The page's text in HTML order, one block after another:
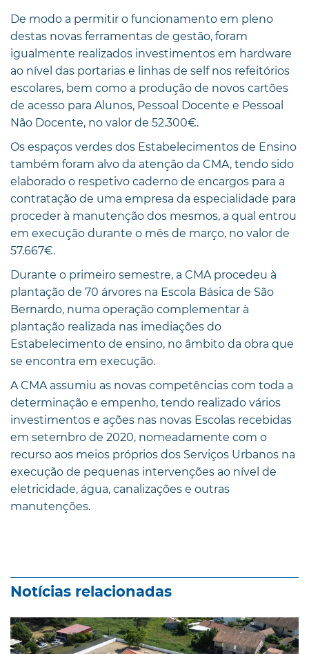
De modo a permitir o funcionamento em pleno
destas novas ferramentas de gestão, foram
igualmente realizados investimentos em hardware
ao nível das portarias e linhas de self nos refeitórios
escolares, bem como a produção de novos cartões
de acesso para Alunos, Pessoal Docente e Pessoal
Não Docente, no valor de 52.300€.
Os espaços verdes dos Estabelecimentos de Ensino
também foram alvo da atenção da CMA, tendo sido
elaborado o respetivo caderno de encargos para a
contratação de uma empresa da especialidade para
proceder à manutenção dos mesmos, a qual entrou
em execução durante o mês de março, no valor de
57.667€.
Durante o primeiro semestre, a CMA procedeu à
plantação de 70 árvores na Escola Básica de São
Bernardo, numa operação complementar à
plantação realizada nas imediações do
Estabelecimento de ensino, no âmbito da obra que
se encontra em execução.
A CMA assumiu as novas competências com toda a
determinação e empenho, tendo realizado vários
investimentos e ações nas novas Escolas recebidas
em setembro de 2020, nomeadamente com o
recurso aos meios próprios dos Serviços Urbanos na
execução de pequenas intervenções ao nível de
eletricidade, água, canalizações e outras
manutenções.
Notícias relacionadas